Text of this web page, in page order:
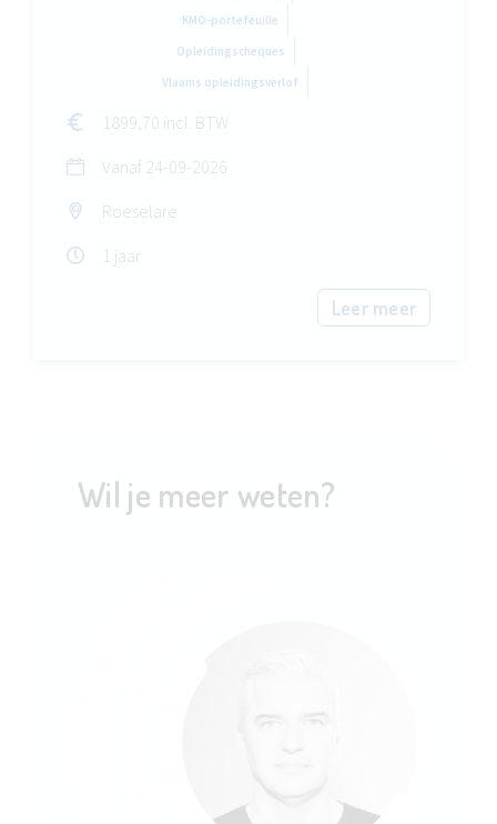
KMO-portefeuille
Opleidingscheques
Vlaams opleidingsverlof
1899,70 incl. BTW
Vanaf 24-09-2026
Roeselare
1 jaar
Leer meer
Wil je meer weten?